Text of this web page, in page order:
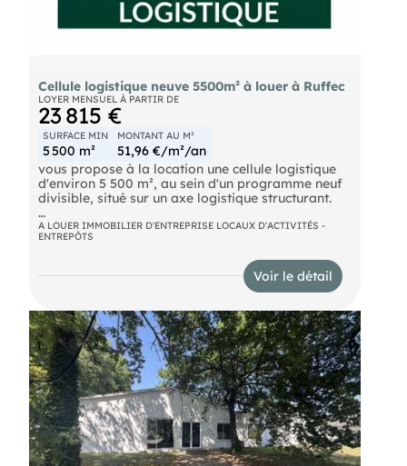
Cellule logistique neuve 5500m² à louer à Ruffec
LOYER MENSUEL À PARTIR DE
23 815 €
SURFACE MIN
5 500 m²
MONTANT AU M²
51,96 €/m²/an
vous propose à la location une cellule logistique
d'environ 5 500 m², au sein d'un programme neuf
divisible, situé sur un axe logistique structurant.
Cette cellule développe environ 5 500 m²
d'entrepôt et bénéficie des standards actuels de la
de chargement, dalle industrielle, accessibilité
Possibilité d'aménagements dans le cadre d'un
BEFA, permettant une adaptation aux besoins de
l'utilisateur.
Site accessible directement depuis un axe
national, environnement dédié à l'activité
industrielle et logistique.
Loyer indicatif : environ 52 € HT/HC/m²/an.
Conformément à la réglementation en vigueur, un
A LOUER IMMOBILIER D'ENTREPRISE LOCAUX D'ACTIVITÉS -
ENTREPÔTS
Voir le détail